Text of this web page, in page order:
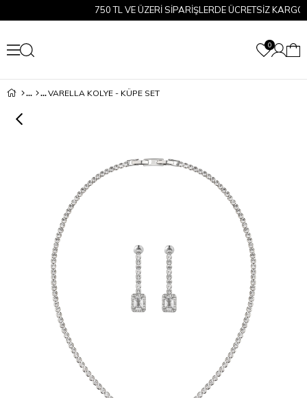
750 TL VE ÜZERİ SİPARİŞLERDE ÜCRETSİZ KARGO!
0
VARELLA KOLYE - KÜPE SET